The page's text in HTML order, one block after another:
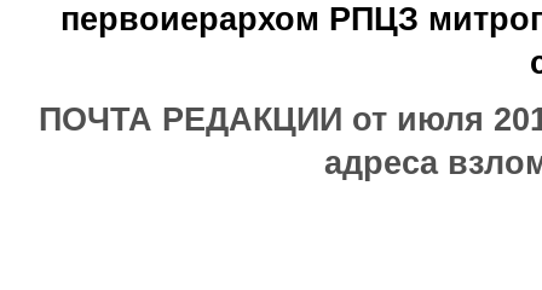
первоиерархом РПЦЗ
ПОЧТА РЕДАКЦИИ от июля
адреса